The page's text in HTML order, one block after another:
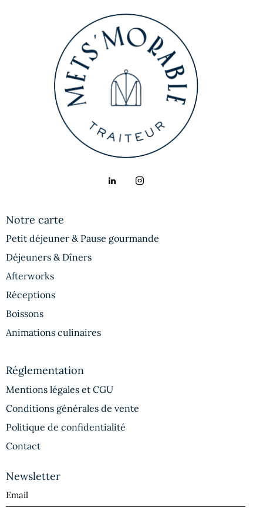
Notre carte
Petit déjeuner & Pause gourmande
Déjeuners & Dîners
Afterworks
Réceptions
Boissons
Animations culinaires
Réglementation
Mentions légales et CGU
Conditions générales de vente
Politique de confidentialité
Contact
Newsletter